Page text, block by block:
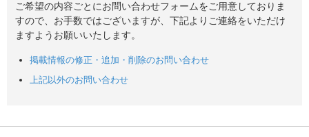
ご希望の内容ごとにお問い合わせフォームをご用意しておりま
すので、お手数ではございますが、下記よりご連絡をいただけ
ますようお願いいたします。
掲載情報の修正・追加・削除のお問い合わせ
上記以外のお問い合わせ